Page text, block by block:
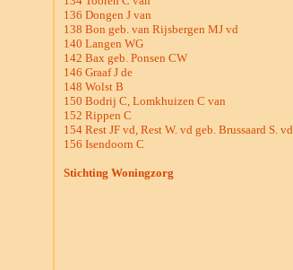
136 Dongen J van
138 Bon geb. van Rijsbergen MJ vd
140 Langen WG
142 Bax geb. Ponsen CW
146 Graaf J de
148 Wolst B
150 Bodrij C, Lomkhuizen C van
152 Rippen C
154 Rest JF vd, Rest W. vd geb. Brussaard S. vd
156 Isendoorn C
Stichting Woningzorg